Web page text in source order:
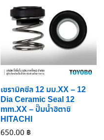
เซรามิคซีล 12 มม.XX – 12
Dia Ceramic Seal 12
mm.XX – ปั๊มน้ำฮิตาชิ
HITACHI
650.00 ฿